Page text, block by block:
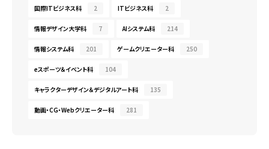
国際ITビジネス科 2 ITビジネス科 2
情報デザイン大学科 7 AIシステム科 214
情報システム科 201 ゲームクリエーター科 250
eスポーツ＆イベント科 104
キャラクターデザイン＆デジタルアート科 135
動画・CG・Webクリエーター科 281